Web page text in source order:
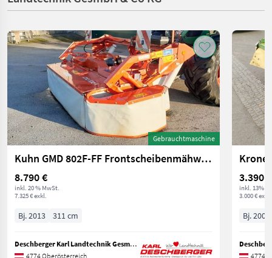
Gebrauchtmaschine
Kuhn GMD 802F-FF Frontscheibenmähwerk
8.790 €
inkl. 20 % MwSt.
7.325 € exkl.
Bj. 2013 311 cm
Deschberger Karl Landtechnik GesmbH & Co KG
4774 Oberösterreich
Krone
3.390 €
inkl. 13%
3.000 € exkl.
Bj. 2002
4774